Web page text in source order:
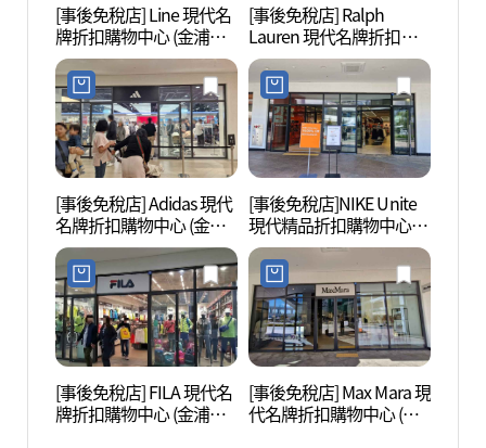
[事後免稅店] Line 現代名
牌折扣購物中心 (金浦店)
(라인 현대프리미엄아울
렛 김포점)
[事後免稅店] Ralph
Lauren 現代名牌折扣購
物中心 (金浦店)(폴로랄프
로렌 현대프리미엄아울
렛 김포점)
[事後免稅店] Adidas 現代
名牌折扣購物中心 (金浦
店)(아디다스 현대프리미
엄아울렛 김포점)
[事後免稅店]NIKE Unite
現代精品折扣購物中心金
浦店(나이키유나이트 현
대프리미엄아울렛 김포
점)
[事後免稅店] FILA 現代名
牌折扣購物中心 (金浦店)
[事後免稅店] Max Mara 現
代名牌折扣購物中心 (金